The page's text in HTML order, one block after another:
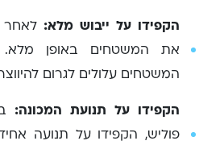
הקפידו על ייבוש מלא: לאחר
את המשטחים באופן
המשטחים עלולים לגרום
הקפידו על תנועת המכונה:
פוליש, הקפידו על תנועה